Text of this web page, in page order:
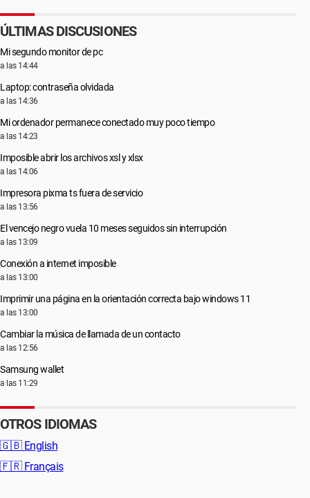
ÚLTIMAS DISCUSIONES
Mi segundo monitor de pc
a las 14:44
Laptop: contraseña olvidada
a las 14:36
Mi ordenador permanece conectado muy poco tiempo
a las 14:23
Imposible abrir los archivos xsl y xlsx
a las 14:06
Impresora pixma ts fuera de servicio
a las 13:56
El vencejo negro vuela 10 meses seguidos sin interrupción
a las 13:09
Conexión a internet imposible
a las 13:00
Imprimir una página en la orientación correcta bajo windows 11
a las 13:00
Cambiar la música de llamada de un contacto
a las 12:56
Samsung wallet
a las 11:29
OTROS IDIOMAS
🇬🇧 English
🇫🇷 Français